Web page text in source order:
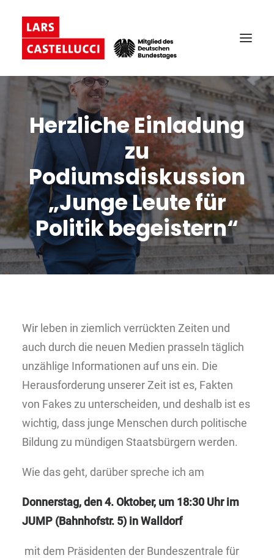
Herzliche Einladung
zu
Podiumsdiskussion
„Junge Leute für
Politik begeistern“
Wir leben in ziemlich verrückten Zeiten und
auch durch die neuen Medien prasseln täglich
unzählige Informationen auf uns ein. Die
Herausforderung unserer Zeit ist es, Fakten
von Fakes zu unterscheiden, und deshalb ist es
wichtig, dass junge Menschen durch politische
Bildung zu mündigen Staatsbürgern werden.
Wie das geht, darüber spreche ich am
Donnerstag, den 4. Oktober, um 18:30 Uhrim
JUMP (Bahnhofstr. 5) in Walldorf
mit dem Präsidenten der Bundeszentrale für